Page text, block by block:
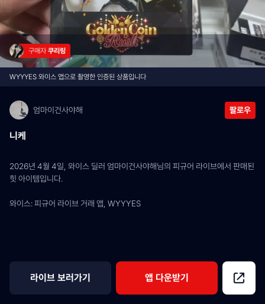
구매자 쿠리링
WYYYES 와이스 앱으로 촬영한 인증된 상품입니다
엄마이건사야해 팔로우
니케
2026년 4월 4일, 와이스 딜러 엄마이건사야해님의 피규어 라이브에서 판매된
힛 아이템입니다.
와이스: 피규어 라이브 거래 앱, WYYYES
라이브 보러가기 앱 다운받기